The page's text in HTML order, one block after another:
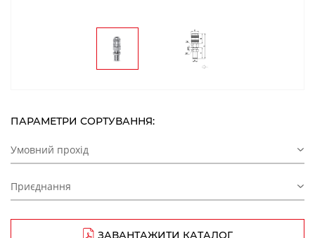
ПАРАМЕТРИ СОРТУВАННЯ:
Умовний прохід
Приєднання
ЗАВАНТАЖИТИ КАТАЛОГ